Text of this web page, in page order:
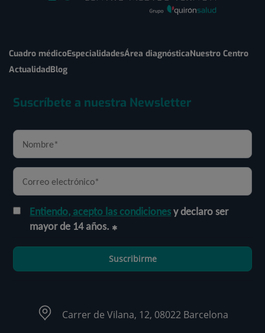
Cuadro médicoEspecialidadesÁrea diagnósticaNuestro Centro
ActualidadBlog
Suscríbete a nuestra Newsletter
Entiendo, acepto las condicionesy declaro ser
mayor de 14 años.
Suscribirme
Carrer de Vilana, 12, 08022 Barcelona